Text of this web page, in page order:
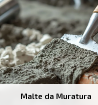
Malte da Muratura